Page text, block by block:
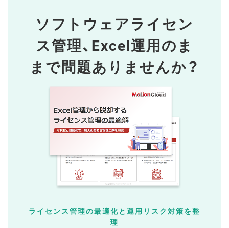
ソフトウェアライセン
ス管理、Excel運用のま
まで問題ありませんか？
ライセンス管理の最適化と運用リスク対策を整
理